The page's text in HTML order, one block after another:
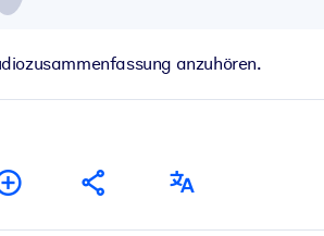
anzuhören.